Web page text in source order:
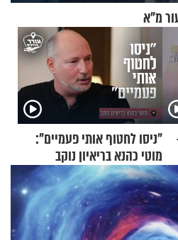
מ"א
"ניסו לחטוף אותי פעמיים":
מוטי כהנא בריאיון נוקב